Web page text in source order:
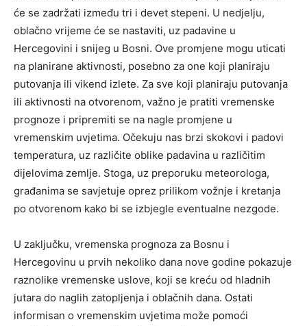
će se zadržati između tri i devet stepeni. U nedjelju,
oblačno vrijeme će se nastaviti, uz padavine u
Hercegovini i snijeg u Bosni. Ove promjene mogu uticati
na planirane aktivnosti, posebno za one koji planiraju
putovanja ili vikend izlete. Za sve koji planiraju putovanja
ili aktivnosti na otvorenom, važno je pratiti vremenske
prognoze i pripremiti se na nagle promjene u
vremenskim uvjetima. Očekuju nas brzi skokovi i padovi
temperatura, uz različite oblike padavina u različitim
dijelovima zemlje. Stoga, uz preporuku meteorologa,
građanima se savjetuje oprez prilikom vožnje i kretanja
po otvorenom kako bi se izbjegle eventualne nezgode.
U zaključku, vremenska prognoza za Bosnu i
Hercegovinu u prvih nekoliko dana nove godine pokazuje
raznolike vremenske uslove, koji se kreću od hladnih
jutara do naglih zatopljenja i oblačnih dana. Ostati
informisan o vremenskim uvjetima može pomoći